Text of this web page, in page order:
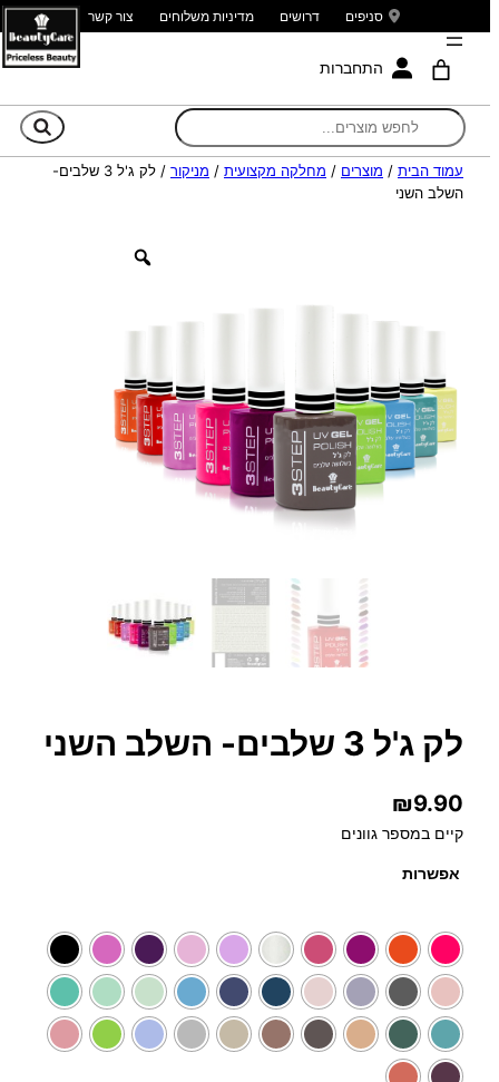
סניפים דרושים מדיניות משלוחים צור קשר
התחברות
עמוד הבית / מוצרים / מחלקה מקצועית / מניקור
/ לק ג'ל 3 שלבים-
השלב השני
לק ג'ל 3 שלבים- השלב השני
₪9.90
קיים במספר גוונים
אפשרות